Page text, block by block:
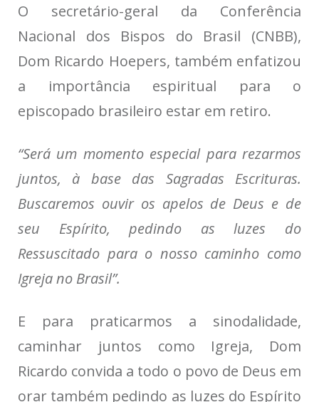
O secretário-geral da Conferência
Nacional dos Bispos do Brasil (CNBB),
Dom Ricardo Hoepers, também enfatizou
a importância espiritual para o
episcopado brasileiro estar em retiro.
“Será um momento especial para rezarmos
juntos, à base das Sagradas Escrituras.
Buscaremos ouvir os apelos de Deus e de
seu Espírito, pedindo as luzes do
Ressuscitado para o nosso caminho como
Igreja no Brasil”.
E para praticarmos a sinodalidade,
caminhar juntos como Igreja, Dom
Ricardo convida a todo o povo de Deus em
orar também pedindo as luzes do Espírito